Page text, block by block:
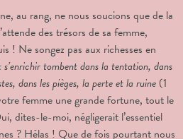
au rang, ne nous soucions que de la
des trésors de sa femme,
! Ne songez pas aux richesses en
s’enrichir tombent dans la tentation, dans
dans les pièges, la perte et la ruine (1
femme une grande fortune, tout le
dites-le-moi, négligerait l’essentiel
? Hélas ! Que de fois pourtant nous